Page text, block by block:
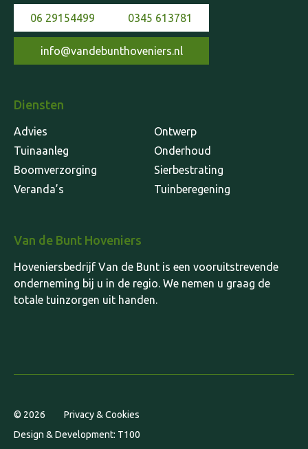
06 29154499 0345 613781
info@vandebunthoveniers.nl
Diensten
Advies
Ontwerp
Tuinaanleg
Onderhoud
Boomverzorging
Sierbestrating
Veranda’s
Tuinberegening
Van de Bunt Hoveniers
Hoveniersbedrijf Van de Bunt is een vooruitstrevende
onderneming bij u in de regio. We nemen u graag de
totale tuinzorgen uit handen.
© 2026
Privacy & Cookies
Design & Development: T100